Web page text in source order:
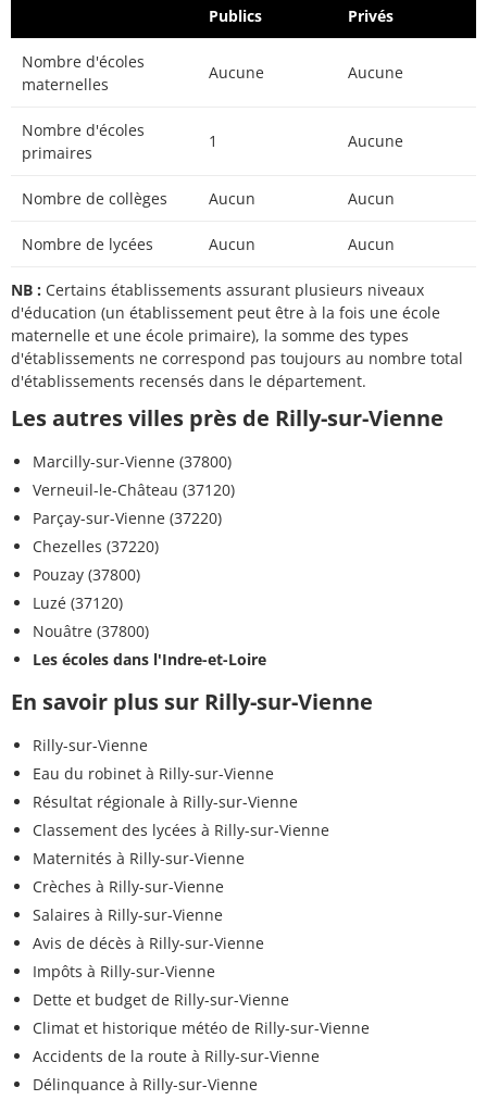
Publics Privés
Nombre d'écoles
maternelles
Aucune Aucune
Nombre d'écoles
primaires
1 Aucune
Nombre de collèges Aucun Aucun
Nombre de lycées Aucun Aucun
NB : Certains établissements assurant plusieurs niveaux
d'éducation (un établissement peut être à la fois une école
maternelle et une école primaire), la somme des types
d'établissements ne correspond pas toujours au nombre total
d'établissements recensés dans le département.
Les autres villes près de Rilly-sur-Vienne
Marcilly-sur-Vienne (37800)
Verneuil-le-Château (37120)
Parçay-sur-Vienne (37220)
Chezelles (37220)
Pouzay (37800)
Luzé (37120)
Nouâtre (37800)
Les écoles dans l'Indre-et-Loire
En savoir plus sur Rilly-sur-Vienne
Rilly-sur-Vienne
Eau du robinet à Rilly-sur-Vienne
Résultat régionale à Rilly-sur-Vienne
Classement des lycées à Rilly-sur-Vienne
Maternités à Rilly-sur-Vienne
Crèches à Rilly-sur-Vienne
Salaires à Rilly-sur-Vienne
Avis de décès à Rilly-sur-Vienne
Impôts à Rilly-sur-Vienne
Dette et budget de Rilly-sur-Vienne
Climat et historique météo de Rilly-sur-Vienne
Accidents de la route à Rilly-sur-Vienne
Délinquance à Rilly-sur-Vienne